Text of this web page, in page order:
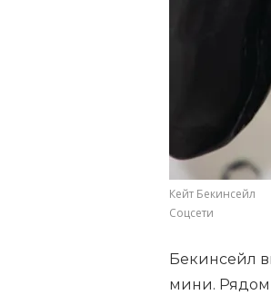
Кейт Бекинсейл
Соцсети
Бекинсейл
мини. Рядом